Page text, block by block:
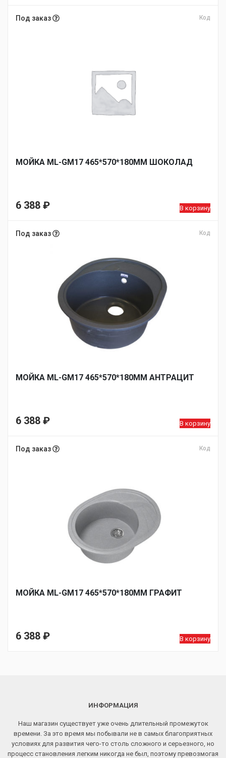
Под заказ Код
МОЙКА ML-GM17 465*570*180ММ ШОКОЛАД
6 388 ₽ В корзину
Под заказ Код
МОЙКА ML-GM17 465*570*180ММ АНТРАЦИТ
6 388 ₽ В корзину
Под заказ Код
МОЙКА ML-GM17 465*570*180ММ ГРАФИТ
6 388 ₽ В корзину
ИНФОРМАЦИЯ
Наш магазин существует уже очень длительный промежуток
времени. За это время мы побывали не в самых благоприятных
условиях для развития чего-то столь сложного и серьезного, но
процесс становления легким никогда не был, поэтому превозмогая